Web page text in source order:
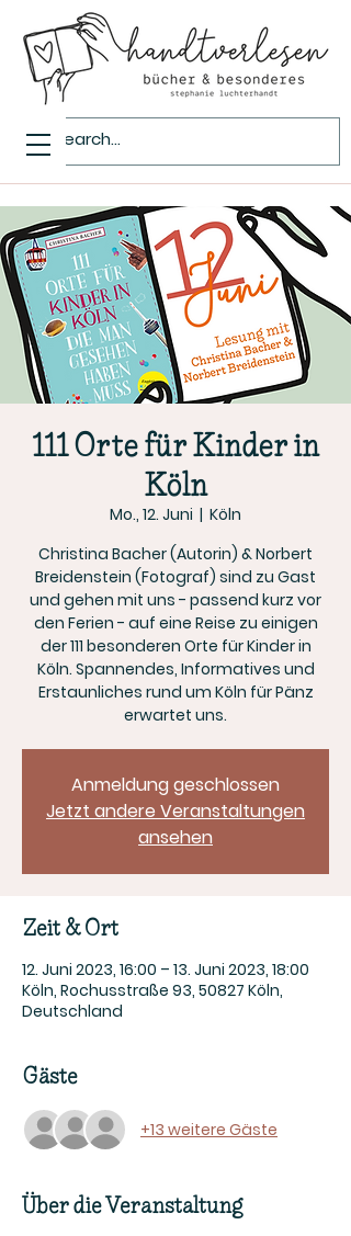
111 Orte für Kinder in
Köln
Mo., 12. Juni
  |
Köln
Christina Bacher (Autorin) & Norbert
Breidenstein (Fotograf) sind zu Gast
und gehen mit uns - passend kurz vor
den Ferien - auf eine Reise zu einigen
der 111 besonderen Orte für Kinder in
Köln. Spannendes, Informatives und
Erstaunliches rund um Köln für Pänz
erwartet uns.
Anmeldung geschlossen
Jetzt andere Veranstaltungen
ansehen
Zeit & Ort
12. Juni 2023, 16:00 – 13. Juni 2023, 18:00
Köln, Rochusstraße 93, 50827 Köln,
Deutschland
Gäste
+13 weitere Gäste
Über die Veranstaltung